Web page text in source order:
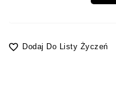
Dodaj Do Listy Życzeń